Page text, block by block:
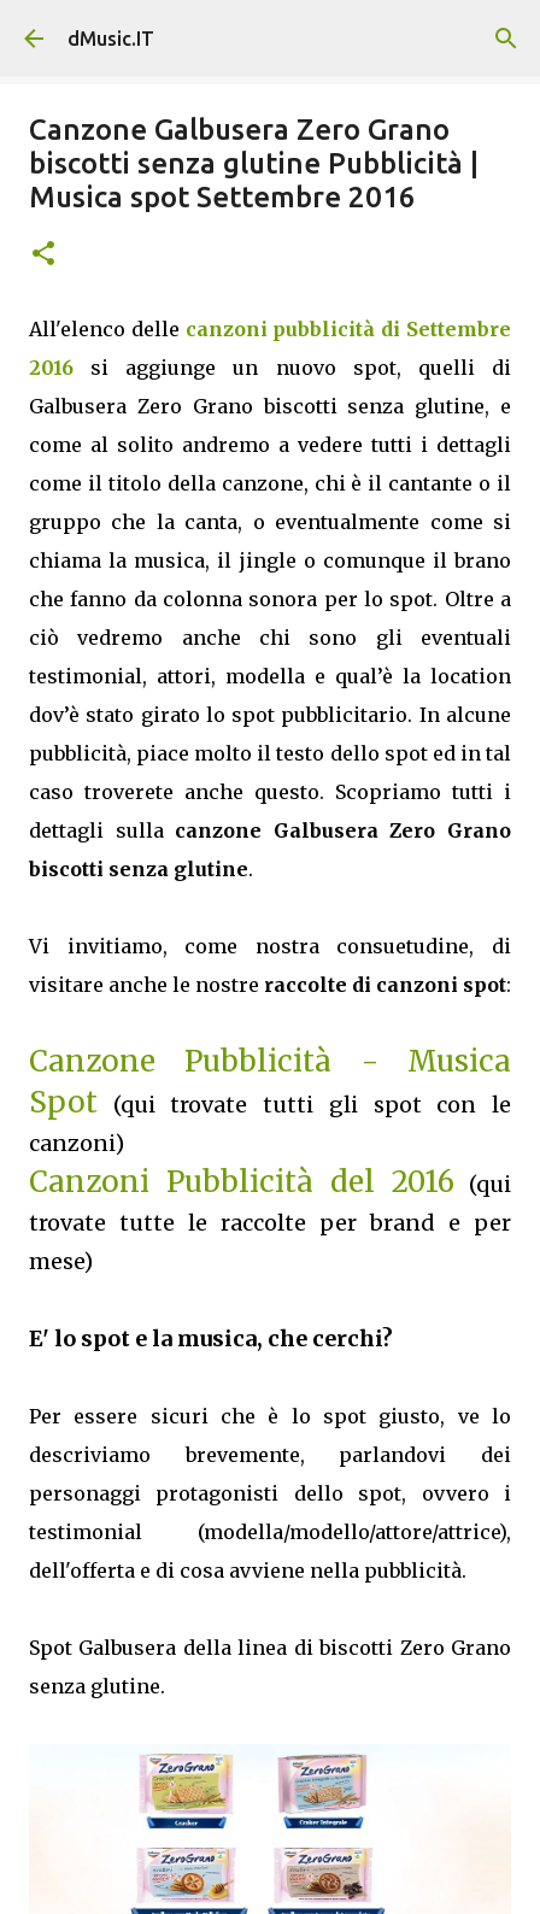
Passa ai contenuti principali
dMusic.IT
Canzone Galbusera Zero Grano
biscotti senza glutine Pubblicità |
Musica spot Settembre 2016
All'elenco delle canzoni pubblicità di Settembre
2016 si aggiunge un nuovo spot, quelli di
Galbusera Zero Grano biscotti senza glutine, e
come al solito andremo a vedere tutti i dettagli
come il titolo della canzone, chi è il cantante o il
gruppo che la canta, o eventualmente come si
chiama la musica, il jingle o comunque il brano
che fanno da colonna sonora per lo spot. Oltre a
ciò vedremo anche chi sono gli eventuali
testimonial, attori, modella e qual’è la location
dov’è stato girato lo spot pubblicitario. In alcune
pubblicità, piace molto il testo dello spot ed in tal
caso troverete anche questo. Scopriamo tutti i
dettagli sulla canzone Galbusera Zero Grano
biscotti senza glutine.
Vi invitiamo, come nostra consuetudine, di
visitare anche le nostre raccolte di canzoni spot:
Canzone Pubblicità - Musica
Spot
(qui trovate tutti gli spot con le
canzoni)
Canzoni Pubblicità del 2016 (qui
trovate tutte le raccolte per brand e per
mese)
E' lo spot e la musica, che cerchi?
Per essere sicuri che è lo spot giusto, ve lo
descriviamo brevemente, parlandovi dei
personaggi protagonisti dello spot, ovvero i
testimonial (modella/modello/attore/attrice),
dell'offerta e di cosa avviene nella pubblicità.
Spot Galbusera della linea di biscotti Zero Grano
senza glutine.